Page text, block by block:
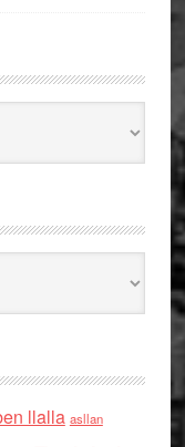
llalla asllan